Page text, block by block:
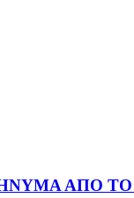
ΑΠΟ ΤΟ